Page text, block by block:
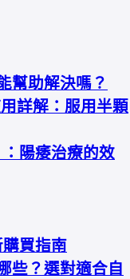
幫助解決嗎？
詳解：服用半顆
陽痿治療的效
買指南
些？選對適合自